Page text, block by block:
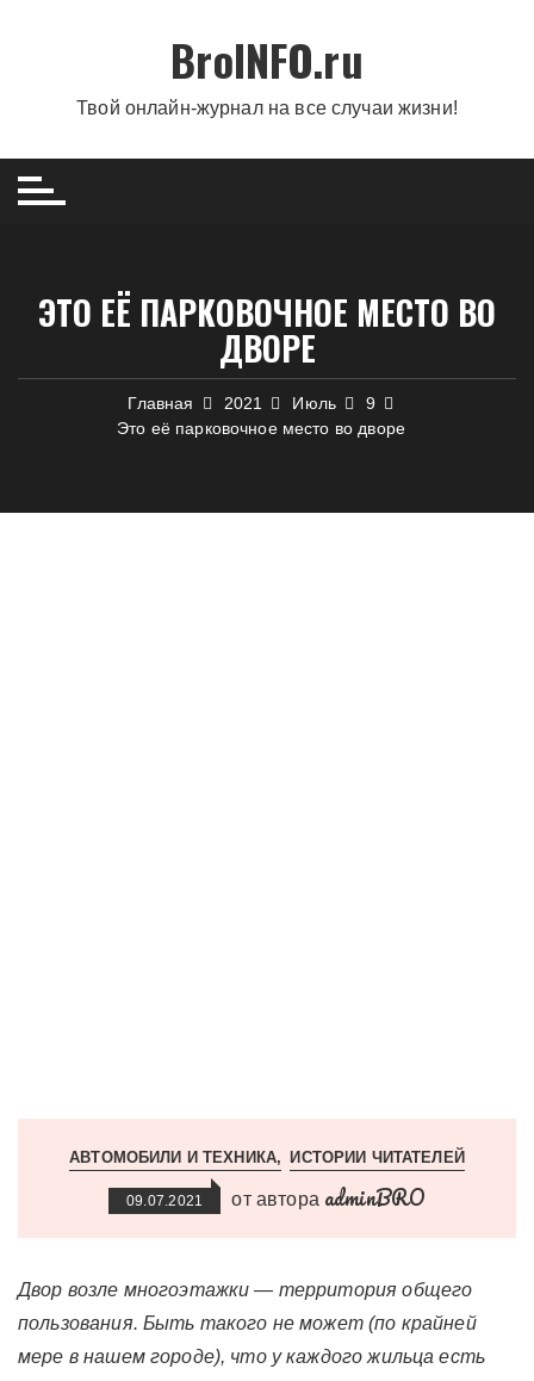
BroINFO.ru
Твой онлайн-журнал на все случаи жизни!
ЭТО ЕЁ ПАРКОВОЧНОЕ МЕСТО ВО
ДВОРЕ
Главная 2021 Июль
9
Это её парковочное место во дворе
АВТОМОБИЛИ И ТЕХНИКА ИСТОРИИ ЧИТАТЕЛЕЙ
09.07.2021 от автора adminBRO
Двор возле многоэтажки — территория общего
пользования. Быть такого не может (по крайней
мере в нашем городе), что у каждого жильца есть